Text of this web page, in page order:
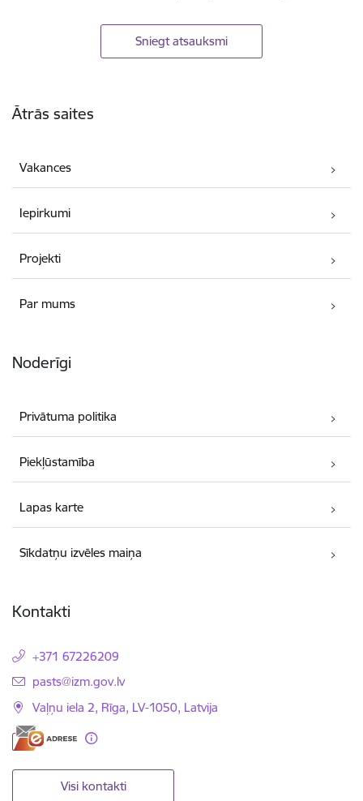
Sniegt atsauksmi
Ātrās saites
Vakances
Iepirkumi
Projekti
Par mums
Noderīgi
Privātuma politika
Piekļūstamība
Lapas karte
Sīkdatņu izvēles maiņa
Kontakti
+371 67226209
E-pasts:
pasts@izm.gov.lv
Vaļņu iela 2, Rīga, LV-1050, Latvija
Visi kontakti